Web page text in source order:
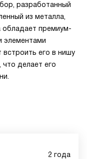
разработанный
из металла,
обладает премиум-
элементами
встроить его в нишу
что делает его
2 года